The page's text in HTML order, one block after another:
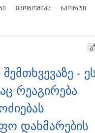
ᲔᲙᲝᲜᲝᲛᲘᲙᲐ ᲡᲞᲝᲠᲢᲘ
ა
-
რეაგირება
დახმარების